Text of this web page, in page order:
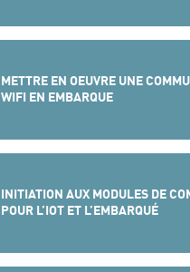
METTRE EN OEUVRE UNE
WIFI EN EMBARQUE
INITIATION AUX MODULES DE
POUR L’IOT ET L’EMBARQUÉ